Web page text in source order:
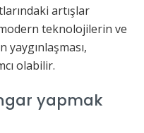
artışlar
teknolojilerin ve
olabilir.
yapmak